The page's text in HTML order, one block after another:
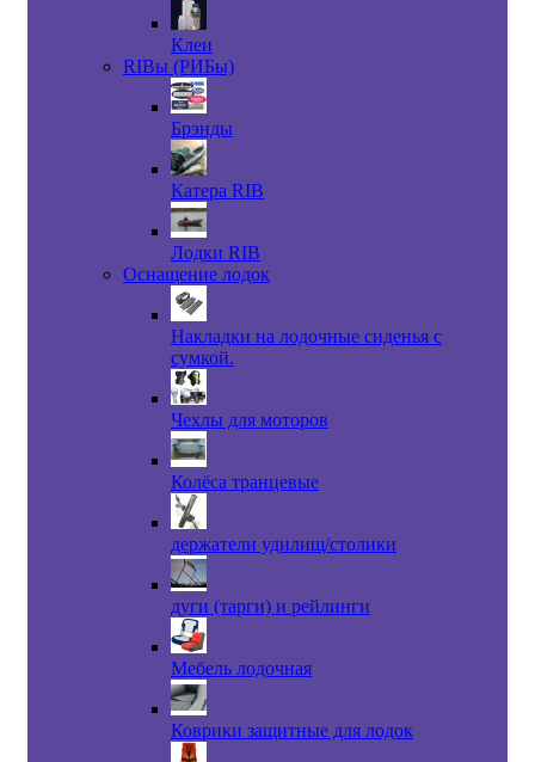
Клеи
RIBы (РИБы)
Брэнды
Катера RIB
Лодки RIB
Оснащение лодок
Накладки на лодочные сиденья с
сумкой.
Чехлы для моторов
Колёса транцевые
держатели удилищ/столики
дуги (тарги) и рейлинги
Мебель лодочная
Коврики защитные для лодок